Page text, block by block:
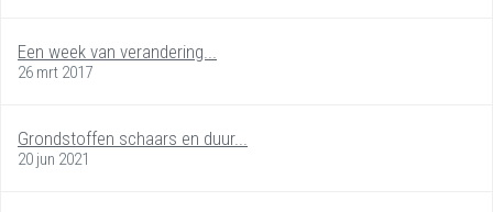
Een week van verandering...
26 mrt 2017
Grondstoffen schaars en duur...
20 jun 2021